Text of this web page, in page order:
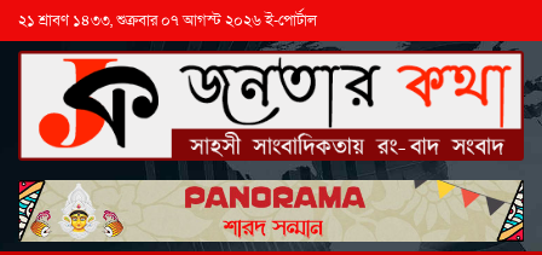
২১ শ্রাবণ ১৪৩৩, শুক্রবার ০৭ আগস্ট ২০২৬ ই-পোর্টাল